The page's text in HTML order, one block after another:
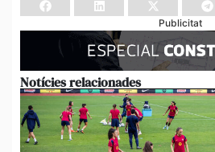
Publicitat
Notícies relacionades